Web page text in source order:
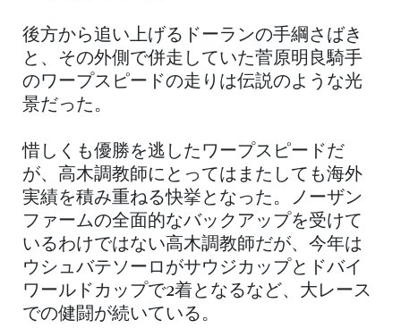
後方から追い上げるドーランの手綱さばき
と、その外側で併走していた菅原明良騎手
のワープスピードの走りは伝説のような光
景だった。
惜しくも優勝を逃したワープスピードだ
が、高木調教師にとってはまたしても海外
実績を積み重ねる快挙となった。ノーザン
ファームの全面的なバックアップを受けて
いるわけではない高木調教師だが、今年は
ウシュバテソーロがサウジカップとドバイ
ワールドカップで2着となるなど、大レース
での健闘が続いている。